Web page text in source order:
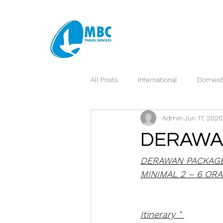
All Posts International
Admin Jun 17, 2020
DERAWAN
MINIMAL 2 – 6
Itinerary "